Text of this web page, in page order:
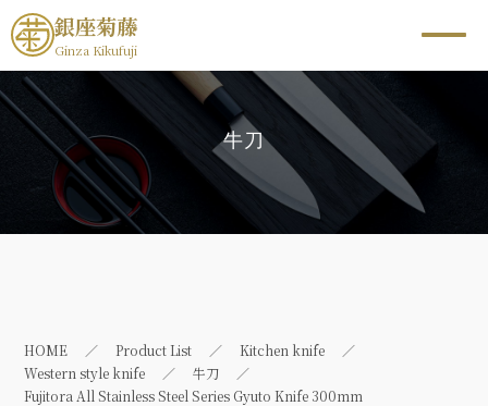
銀座菊藤
Ginza Kikufuji
牛刀
HOME Product List
Kitchen knife
Western style knife
牛刀
Fujitora All Stainless Steel Series Gyuto Knife 300mm